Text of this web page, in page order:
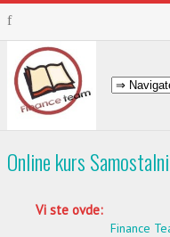
Online kurs
Vi ste ovde:
Finance